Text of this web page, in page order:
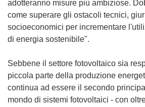
adotteranno misure più ambiziose.
come superare gli ostacoli tecnici,
socioeconomici per incrementare
di energia sostenibile".
Sebbene il settore fotovoltaico sia
piccola parte della produzione
continua ad essere il secondo
mondo di sistemi fotovoltaici - con